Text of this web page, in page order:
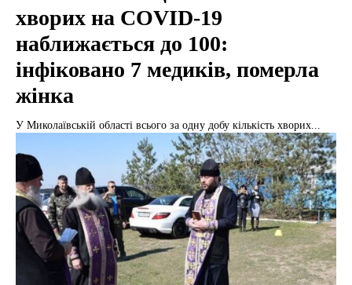
хворих на COVID-19
наближається до 100:
інфіковано 7 медиків, померла
жінка
У Миколаївській області всього за одну добу кількість хворих...